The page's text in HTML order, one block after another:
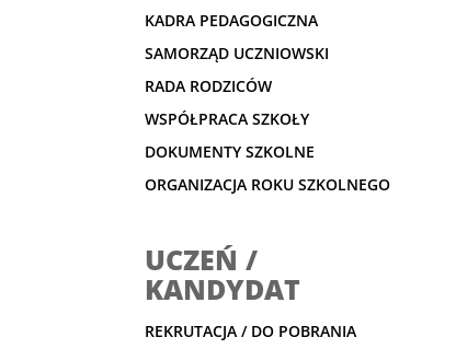
KADRA PEDAGOGICZNA
SAMORZĄD UCZNIOWSKI
RADA RODZICÓW
WSPÓŁPRACA SZKOŁY
DOKUMENTY SZKOLNE
ORGANIZACJA ROKU SZKOLNEGO
UCZEŃ /
KANDYDAT
REKRUTACJA / DO POBRANIA